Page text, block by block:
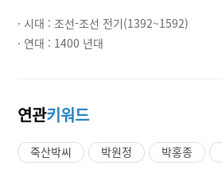
· 시대 : 조선-조선 전기(1392~1592)
· 연대 : 1400 년대
연관키워드
죽산박씨 박원정 박홍종